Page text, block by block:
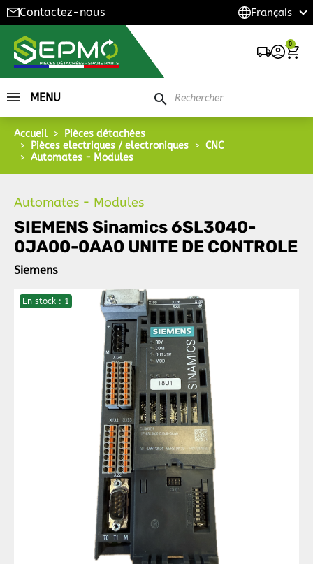
Contactez-nous
0
MENU search
Accueil
Pièces détachées
Pièces electriques / electroniques
CNC
Automates - Modules
Automates - Modules
SIEMENS Sinamics 6SL3040-
0JA00-0AA0 UNITE DE CONTROLE
Siemens
En stock : 1